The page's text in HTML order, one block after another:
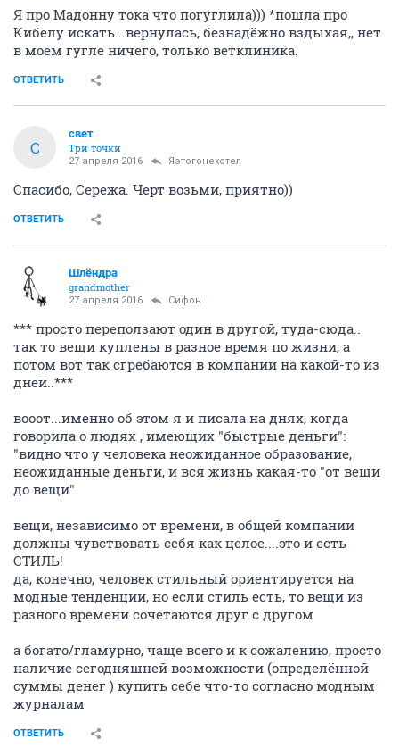
Я про Мадонну тока что погуглила))) *пошла про
Кибелу искать...вернулась, безнадёжно вздыхая,, нет
в моем гугле ничего, только ветклиника.
ОТВЕТИТЬ
С
свет
Три точки
27 апреля 2016 Яэтогонехотел
Спасибо, Сережа. Черт возьми, приятно))
ОТВЕТИТЬ
Шлёндра
grandmother
27 апреля 2016 Сифон
*** просто переползают один в другой, туда-сюда..
так то вещи куплены в разное время по жизни, а
потом вот так сгребаются в компании на какой-то из
дней..***
вооот...именно об этом я и писала на днях, когда
говорила о людях , имеющих "быстрые деньги":
"видно что у человека неожиданное образование,
неожиданные деньги, и вся жизнь какая-то "от вещи
до вещи"
вещи, независимо от времени, в общей компании
должны чувствовать себя как целое....это и есть
СТИЛЬ!
да, конечно, человек стильный ориентируется на
модные тенденции, но если стиль есть, то вещи из
разного времени сочетаются друг с другом
а богато/гламурно, чаще всего и к сожалению, просто
наличие сегодняшней возможности (определённой
суммы денег ) купить себе что-то согласно модным
журналам
ОТВЕТИТЬ